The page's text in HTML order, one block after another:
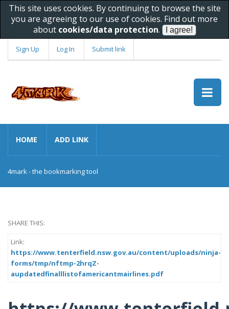
This site uses cookies. By continuing to browse the site
you are agreeing to our use of cookies. Find out more
about cookies/data protection.
Sign Up Log In Submit link
HOME ADD LINK
4mark - the bookmarking tool
SHARE THIS:
Link:
https://www.tenterfield.nsw.gov.au/content/uploads/ninja-
forms/tmp/nftmp-2hrqZ-
aupdatedfinalllistofamericantmairlines.pdf